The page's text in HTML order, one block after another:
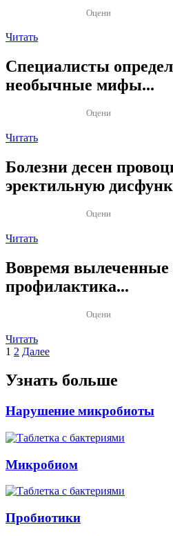
Оцени
Читать
Специалисты
необычные мифы...
Оцени
Читать
Болезни десен
эректильную
Оцени
Читать
Вовремя
профилактика...
Оцени
Читать
Пагинация
записей
1 2 Далее
Узнать больше
Нарушение микробиоты
Микробиом
Пробиотики